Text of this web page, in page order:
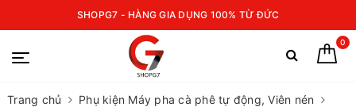
SHOPG7 - HÀNG GIA DỤNG 100% TỪ ĐỨC
0
Trang chủ
Phụ kiện Máy pha cà phê tự động, Viên nén